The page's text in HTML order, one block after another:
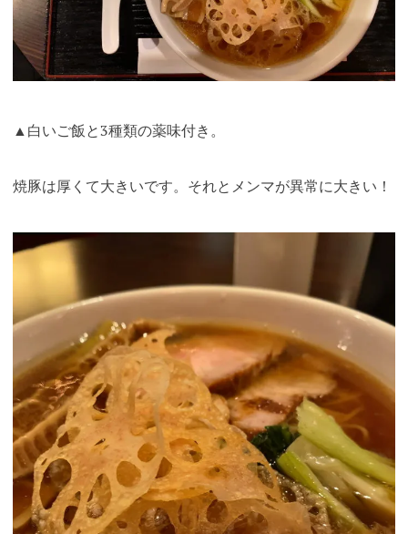
▲白いご飯と3種類の薬味付き。
焼豚は厚くて大きいです。それとメンマが異常に大きい！